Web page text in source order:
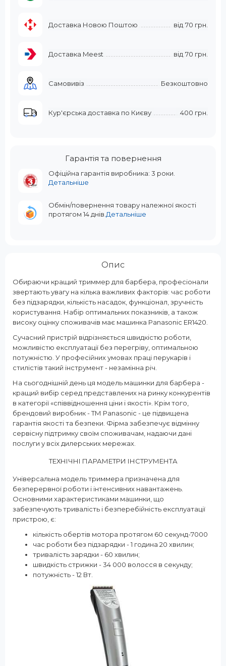
Доставка Новою Поштою від 70 грн.
Доставка Meest від 70 грн.
Самовивіз Безкоштовно
Кур'єрська доставка по Києву 400 грн.
Гарантія та повернення
Офіційна гарантія виробника: 3 роки.
Детальніше
Обмін/повернення товару належної якості
протягом 14 днів. Детальніше
Опис
Обираючи кращий триммер для барбера, професіонали
звертають увагу на кілька важливих факторів: час роботи
без підзарядки, кількість насадок, функціонал, зручність
користування. Набір оптимальних показників, а також
високу оцінку споживачів має машинка Panasonic ER1420.
Сучасний пристрій відрізняється швидкістю роботи,
можливістю експлуатації без перегріву, оптимальною
потужністю. У професійних умовах праці перукарів і
стилістів такий інструмент - незамінна річ.
На сьогоднішній день ця модель машинки для барбера -
кращий вибір серед представлених на ринку конкурентів
в категорії «співвідношення ціни і якості». Крім того,
брендовий виробник - ТМ Panasonic - це підвищена
гарантія якості та безпеки. Фірма забезпечує відмінну
сервісну підтримку своїм споживачам, надаючи дані
послуги у всіх дилерських мережах.
ТЕХНІЧНІ ПАРАМЕТРИ ІНСТРУМЕНТА
Універсальна модель триммера призначена для
безперервної роботи і інтенсивних навантажень.
Основними характеристиками машинки, що
забезпечують тривалість і безперебійність експлуатації
пристрою, є:
кількість обертів мотора протягом 60 секунд-7000
час роботи без підзарядки - 1 година 20 хвилин;
тривалість зарядки - 60 хвилин;
швидкість стрижки - 34 000 волосся в секунду;
потужність - 12 Вт.